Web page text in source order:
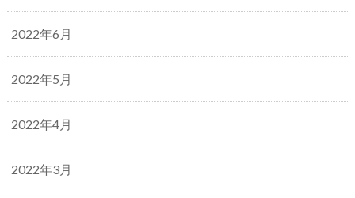
2022年6月
2022年5月
2022年4月
2022年3月